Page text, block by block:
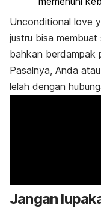
Unconditional love
justru bisa
bahkan berdampak
Pasalnya, Anda
lelah dengan
Jangan